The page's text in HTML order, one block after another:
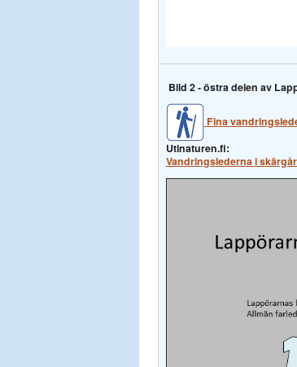
Bild 2 - östra delen av
Fina
Utinaturen.fi:
Vandringslederna i